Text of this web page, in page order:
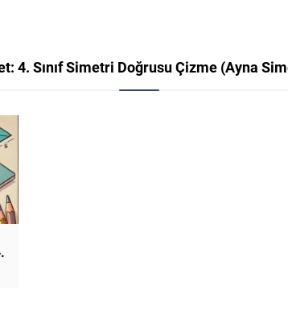
4. Sınıf Simetri Doğrusu Çizme (Ayna